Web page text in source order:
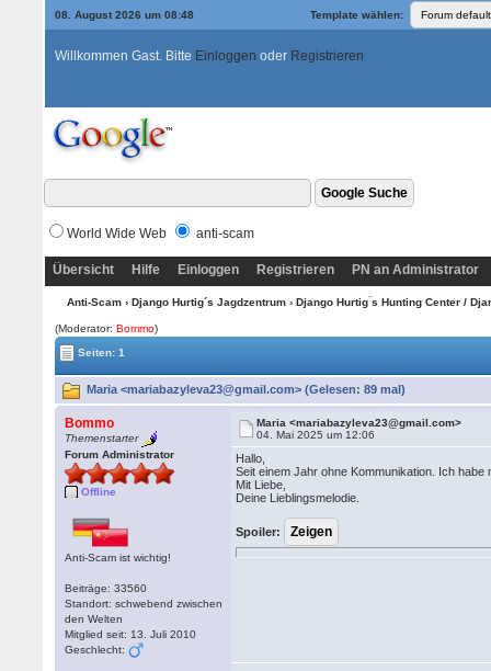
08. August 2026 um 08:48 Template wählen:
Willkommen Gast. Bitte Einloggen oder Registrieren
World Wide Web anti-scam
Übersicht Hilfe Einloggen Registrieren PN an Administrator
Anti-Scam› Django Hurtig´s Jagdzentrum› Django Hurtig ́s Hunting Center /
(Moderator:Bommo)
Seiten: 1
Maria <mariabazyleva23@gmail.com> (Gelesen: 89 mal)
Bommo
Themenstarter
Forum Administrator
Offline
Anti-Scam ist wichtig!
Beiträge: 33560
Standort: schwebend zwischen
den Welten
Mitglied seit: 13. Juli 2010
Geschlecht:
Maria <mariabazyleva23@gmail.com>
04. Mai 2025 um 12:06
Hallo,
Seit einem Jahr ohne Kommunikation. Ich
Mit Liebe,
Deine Lieblingsmelodie.
Spoiler: